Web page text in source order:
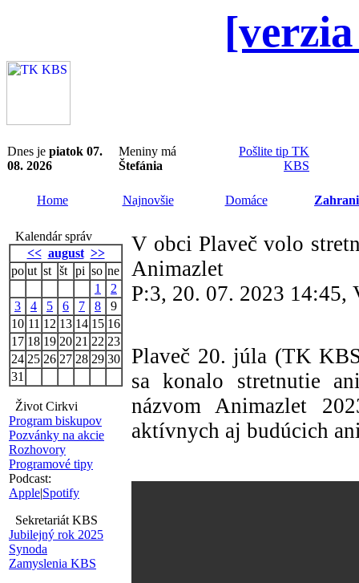
Dnes je piatok 07.
08. 2026
Meniny má
Štefánia
Pošlite tip TK
KBS
Home Najnovšie Domáce
Kalendár správ
<< august >>
po ut st št pi so ne
1
2
3
4 5 6 7 8
9
10 11 12 13 14 15 16
17 18 19 20 21 22 23
24 25 26 27 28 29 30
31
Život Cirkvi
Program biskupov
Pozvánky na akcie
Rozhovory
Programové tipy
Podcast:
Apple|Spotify
Sekretariát KBS
Jubilejný rok 2025
Synoda
Zamyslenia KBS
V obci Plaveč volo
Animazlet
P:3, 20. 07. 2023 14:45,
Plaveč 20. júla (TK
sa konalo stretnutie
názvom Animazlet
aktívnych aj budúcich